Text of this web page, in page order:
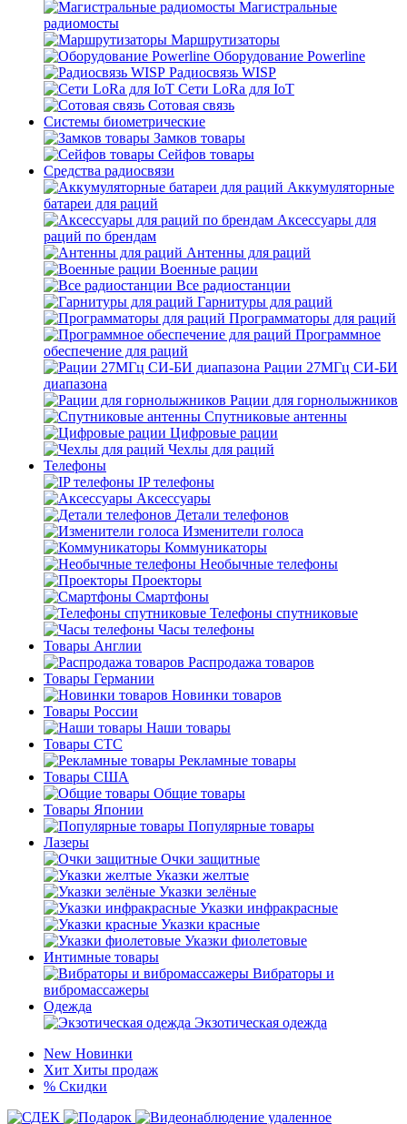
Магистральные
радиомосты
Маршрутизаторы
Оборудование Powerline
Радиосвязь WISP
Сети LoRa для IoT
Сотовая связь
Системы биометрические
Замков товары
Сейфов товары
Средства радиосвязи
Аккумуляторные
батареи для раций
Аксессуары для
раций по брендам
Антенны для раций
Военные рации
Все радиостанции
Гарнитуры для раций
Программаторы для раций
Программное
обеспечение для раций
Рации 27МГц СИ-БИ
диапазона
Рации для горнолыжников
Спутниковые антенны
Цифровые рации
Чехлы для раций
Телефоны
IP телефоны
Аксессуары
Детали телефонов
Изменители голоса
Коммуникаторы
Необычные телефоны
Проекторы
Смартфоны
Телефоны спутниковые
Часы телефоны
Товары Англии
Распродажа товаров
Товары Германии
Новинки товаров
Товары России
Наши товары
Товары СТС
Рекламные товары
Товары США
Общие товары
Товары Японии
Популярные товары
Лазеры
Очки защитные
Указки желтые
Указки зелёные
Указки инфракрасные
Указки красные
Указки фиолетовые
Интимные товары
Вибраторы и
вибромассажеры
Одежда
Экзотическая одежда
New Новинки
Хит Хиты продаж
% Скидки